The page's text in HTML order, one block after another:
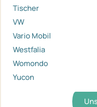
Tischer
VW
Vario Mobil
Westfalia
Womondo
Yucon